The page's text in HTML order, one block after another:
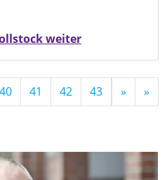
weiter
40 41 42 43 » »